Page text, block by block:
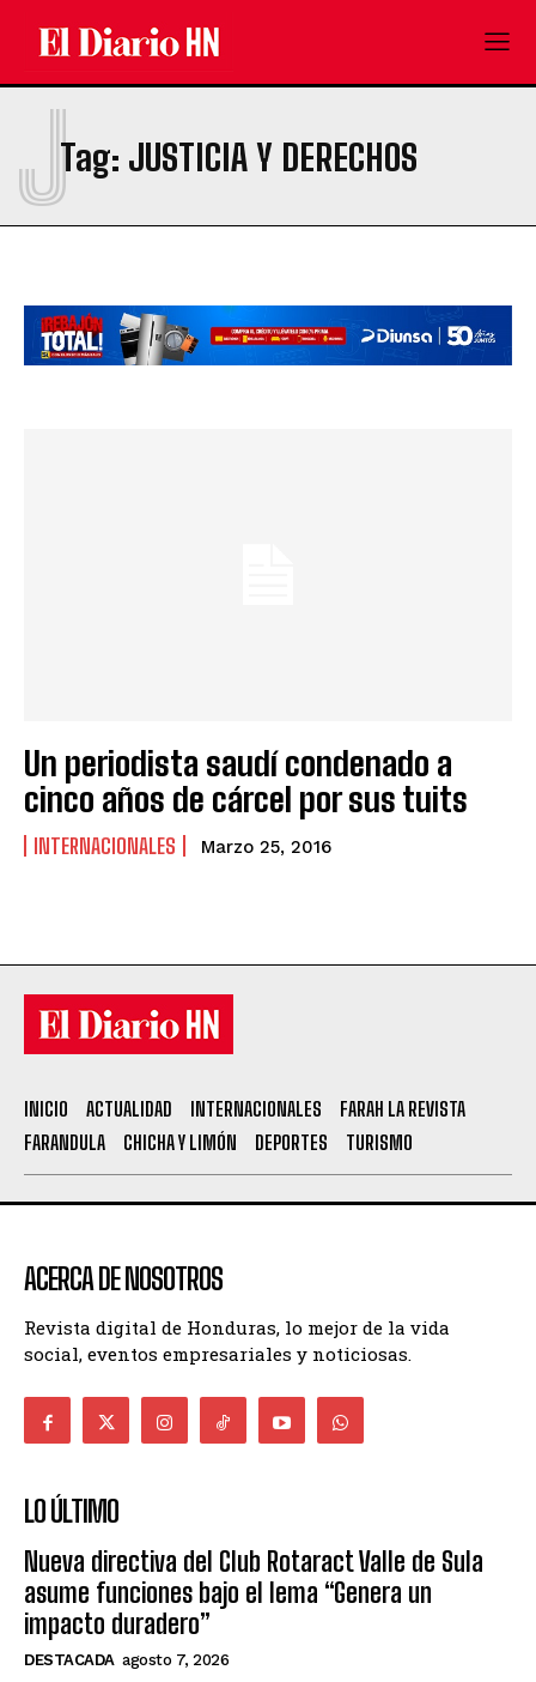
Tag: JUSTICIA Y DERECHOS
J
Un periodista saudí condenado a
cinco años de cárcel por sus tuits
INTERNACIONALES Marzo 25, 2016
INICIO ACTUALIDAD INTERNACIONALES
FARAH LA REVISTA
FARANDULA
CHICHA Y LIMÓN DEPORTES TURISMO
ACERCA DE NOSOTROS
Revista digital de Honduras, lo mejor de la vida
social, eventos empresariales y noticiosas.
LO ÚLTIMO
Nueva directiva del Club Rotaract Valle de Sula
asume funciones bajo el lema “Genera un
impacto duradero”
DESTACADA agosto 7, 2026